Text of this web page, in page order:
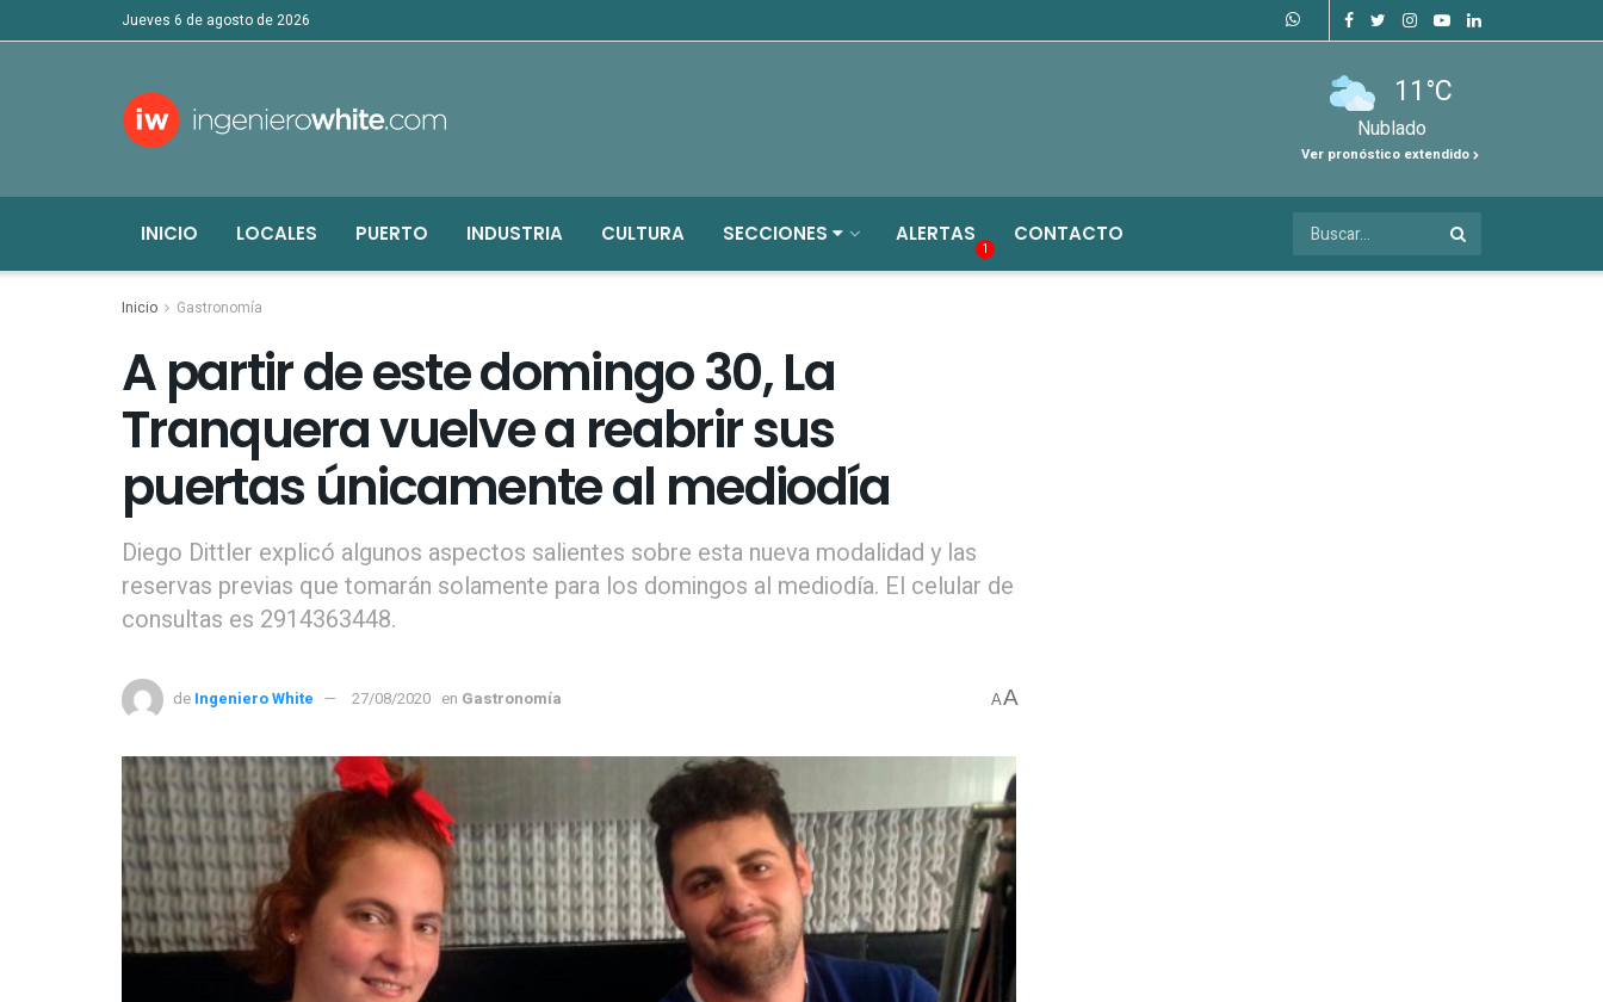
jueves 6 de agosto de 2026
11°C
Nublado
Ver pronóstico extendido
INICIO LOCALES PUERTO INDUSTRIA CULTURA SECCIONES ALERTAS
1
CONTACTO
Inicio Gastronomía
A partir de este domingo 30, La
Tranquera vuelve a reabrir sus
puertas únicamente al mediodía
Diego Dittler explicó algunos aspectos salientes sobre esta nueva modalidad y las
reservas previas que tomarán solamente para los domingos al mediodía. El celular de
consultas es 2914363448.
de Ingeniero White 27/08/2020 en Gastronomía AA